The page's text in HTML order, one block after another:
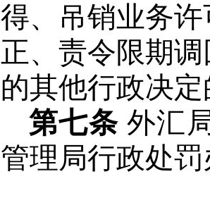
得、吊销业务
正、责令限期
的其他行政决
第七条 外汇
管理局行政处